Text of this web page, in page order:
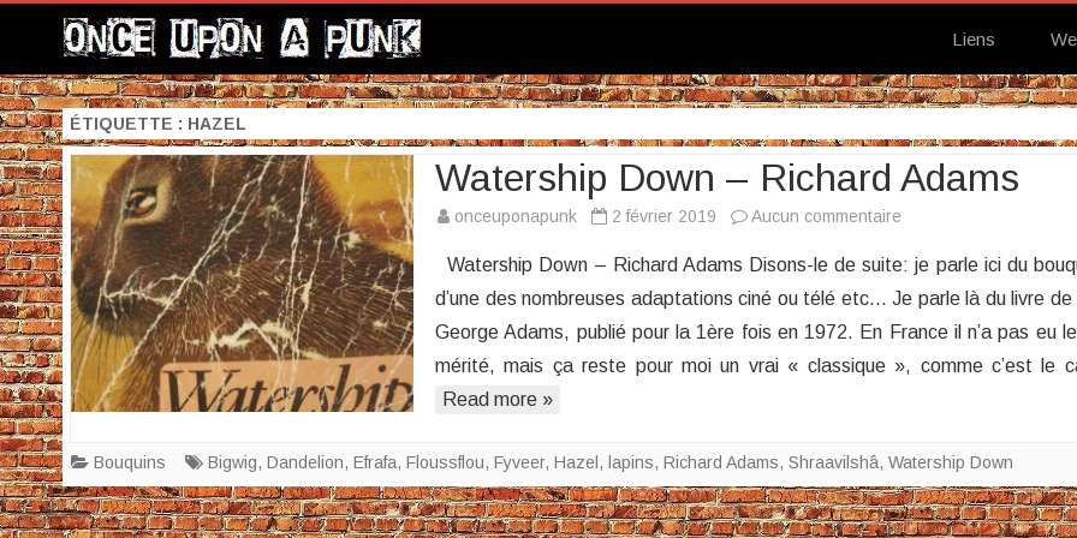
Liens
ÉTIQUETTE : HAZEL
Watership Down – Richard Adams
onceuponapunk 2 février 2019 Aucun commentaire
Down
–
Richard
Adams
Watership Down – Richard Adams Disons-le de suite: je parle ici du
d’une des nombreuses adaptations ciné ou télé etc… Je parle là du livre de
George Adams, publié pour la 1ère fois en 1972. En France il n’a pas eu
mérité, mais ça reste pour moi un vrai « classique », comme c’est le
Read more »
Bouquins Bigwig, Dandelion, Efrafa, Floussflou, Fyveer, Hazel , lapins, Richard Adams, Shraavilshâ, Watership Down